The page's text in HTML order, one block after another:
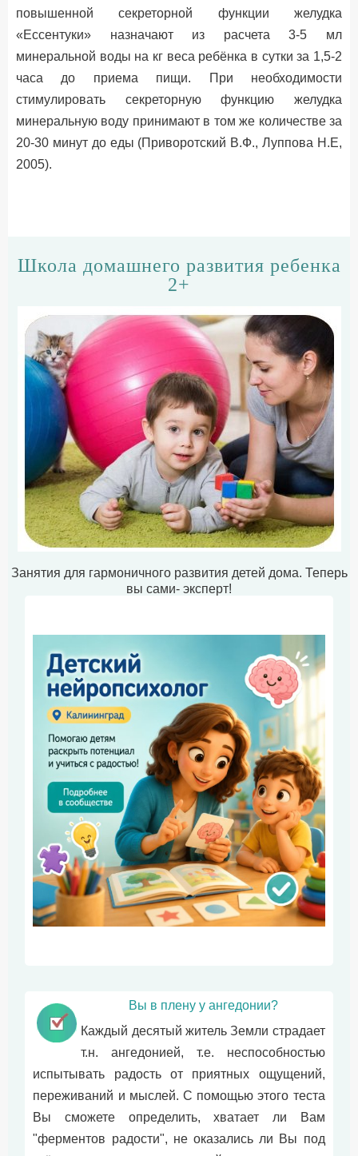
повышенной секреторной функции желудка
«Ессентуки» назначают из расчета 3-5 мл
минеральной воды на кг веса ребёнка в сутки за 1,5-2
часа до приема пищи. При необходимости
стимулировать секреторную функцию желудка
минеральную воду принимают в том же количестве за
20-30 минут до еды (Приворотский В.Ф., Луппова Н.Е,
2005).
Школа домашнего развития ребенка
2+
Занятия для гармоничного развития детей дома. Теперь
вы сами- эксперт!
Вы в плену у ангедонии?
Каждый десятый житель Земли страдает
т.н. ангедонией, т.е. неспособностью
испытывать радость от приятных ощущений,
переживаний и мыслей. С помощью этого теста
Вы сможете определить, хватает ли Вам
"ферментов радости", не оказались ли Вы под